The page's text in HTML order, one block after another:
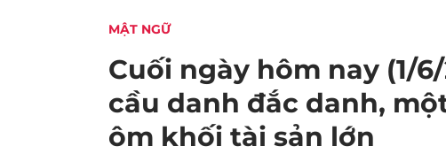
MẬT NGỮ
Cuối ngày hôm nay (1/
cầu danh đắc danh,
ôm khối tài sản lớn